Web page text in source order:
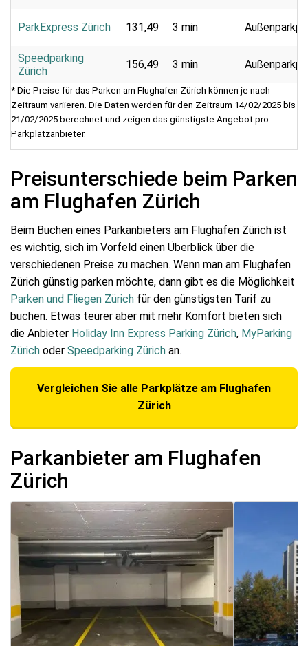
ParkExpress Zürich 131,49 3 min
Speedparking
Zürich
156,49 3 min
* Die Preise für das Parken am Flughafen Zürich können je nach
Zeitraum variieren. Die Daten werden für den Zeitraum 14/02/2025 bis
21/02/2025 berechnet und zeigen das günstigste Angebot pro
Parkplatzanbieter.
Preisunterschiede beim Parken
am Flughafen Zürich
Beim Buchen eines Parkanbieters am Flughafen Zürich ist
es wichtig, sich im Vorfeld einen Überblick über die
verschiedenen Preise zu machen. Wenn man am Flughafen
Zürich günstig parken möchte, dann gibt es die Möglichkeit
Parken und Fliegen Zürich für den günstigsten Tarif zu
buchen. Etwas teurer aber mit mehr Komfort bieten sich
die Anbieter Holiday Inn Express Parking Zürich, MyParking
Zürich oder Speedparking Zürich an.
Vergleichen Sie alle Parkplätze am Flughafen
Zürich
Parkanbieter am Flughafen
Zürich